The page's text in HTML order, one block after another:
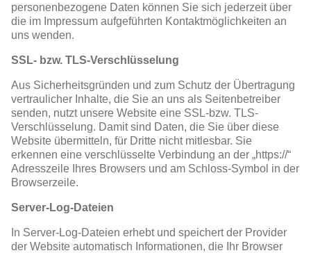
personenbezogene Daten können Sie sich jederzeit über
die im Impressum aufgeführten Kontaktmöglichkeiten an
uns wenden.
SSL- bzw. TLS-Verschlüsselung
Aus Sicherheitsgründen und zum Schutz der Übertragung
vertraulicher Inhalte, die Sie an uns als Seitenbetreiber
senden, nutzt unsere Website eine SSL-bzw. TLS-
Verschlüsselung. Damit sind Daten, die Sie über diese
Website übermitteln, für Dritte nicht mitlesbar. Sie
erkennen eine verschlüsselte Verbindung an der „https://“
Adresszeile Ihres Browsers und am Schloss-Symbol in der
Browserzeile.
Server-Log-Dateien
In Server-Log-Dateien erhebt und speichert der Provider
der Website automatisch Informationen, die Ihr Browser